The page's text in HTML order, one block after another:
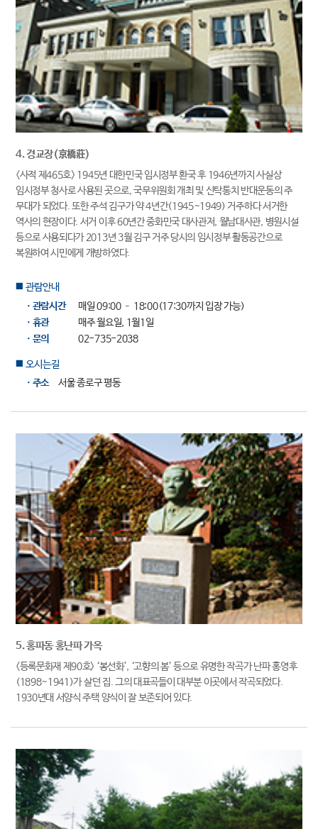
4. 경교장(京橋莊)
<사적 제465호> 1945년 대한민국 임시정부 환국 후 1946년까지 사실상
임시정부 청사로 사용된 곳으로, 국무위원회 개최 및 신탁통치 반대운동의 주
무대가 되었다. 또한 주석 김구가 약 4년간(1945~1949) 거주하다 서거한
역사의 현장이다. 서거 이후 60년간 중화민국 대사관저, 월남대사관, 병원시설
등으로 사용되다가 2013년 3월 김구 거주 당시의 임시정부 활동공간으로
복원하여 시민에게 개방하였다.
관람안내
ㆍ관람시간
매일 09:00 – 18:00(17:30까지 입장 가능)
ㆍ휴관
매주 월요일, 1월1일
ㆍ문의
02-735-2038
■ 오시는길
ㆍ주소
서울 종로구 평동
5. 홍파동 홍난파 가옥
<등록문화재 제90호> ‘봉선화’, ‘고향의 봄’ 등으로 유명한 작곡가 난파 홍영후
(1898~1941)가 살던 집. 그의 대표곡들이 대부분 이곳에서 작곡되었다.
1930년대 서양식 주택 양식이 잘 보존되어 있다.